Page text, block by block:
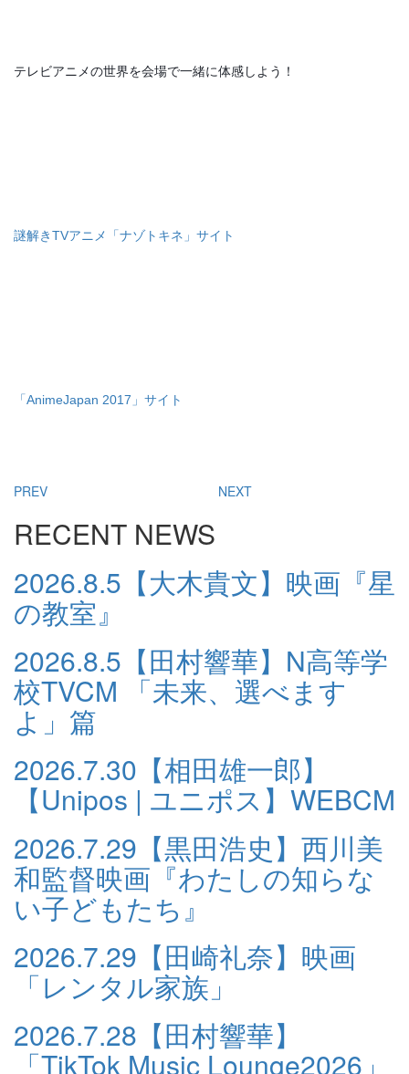
テレビアニメの世界を会場で一緒に体感しよう！
謎解きTVアニメ「ナゾトキネ」サイト
「AnimeJapan 2017」サイト
PREV NEXT
RECENT NEWS
2026.8.5 【大木貴文】映画『星
の教室』
2026.8.5 【田村響華】N高等学
校TVCM 「未来、選べます
よ」篇
2026.7.30 【相田雄一郎】
【Unipos | ユニポス】WEBCM
2026.7.29 【黒田浩史】西川美
和監督映画『わたしの知らな
い子どもたち』
2026.7.29 【田崎礼奈】映画
「レンタル家族」
2026.7.28 【田村響華】
「TikTok Music Lounge2026」